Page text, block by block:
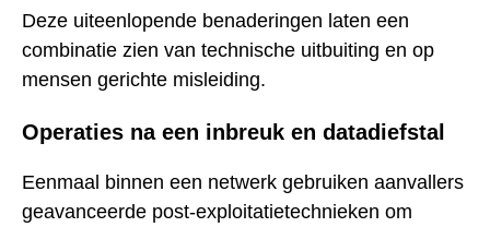
Deze uiteenlopende benaderingen laten een
combinatie zien van technische uitbuiting en op
mensen gerichte misleiding.
Operaties na een inbreuk en datadiefstal
Eenmaal binnen een netwerk gebruiken aanvallers
geavanceerde post-exploitatietechnieken om